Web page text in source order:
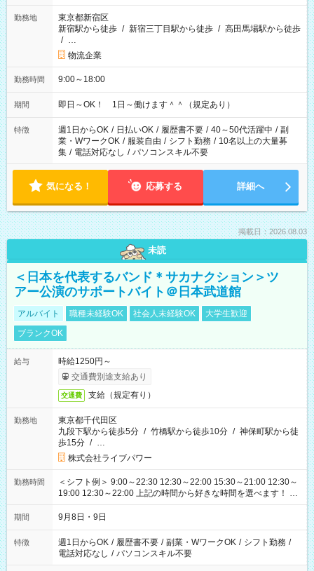
勤務地
東京都新宿区
新宿駅から徒歩 / 新宿三丁目駅から徒歩 / 高田馬場駅から徒歩
/ …
物流企業
勤務時間 9:00～18:00
期間 即日～OK！ 1日～働けます＾＾（規定あり）
特徴 週1日からOK / 日払いOK / 履歴書不要 / 40～50代活躍中 / 副
業・WワークOK / 服装自由 / シフト勤務 / 10名以上の大量募
集 / 電話対応なし / パソコンスキル不要
気になる！ 応募する 詳細へ
掲載日：2026.08.03
未読
＜日本を代表するバンド＊サカナクション＞ツ
アー公演のサポートバイト＠日本武道館
アルバイト 職種未経験OK 社会人未経験OK
大学生歓迎
ブランクOK
給与
時給1250円～
交通費別途支給あり
交通費 支給（規定有り）
勤務地
東京都千代田区
九段下駅から徒歩5分 / 竹橋駅から徒歩10分 / 神保町駅から徒
歩15分 / …
株式会社ライブパワー
勤務時間
＜シフト例＞ 9:00～22:30 12:30～22:00 15:30～21:00 12:30～
19:00 12:30～22:00 上記の時間から好きな時間を選べます！ ※
時間は変更となる可能性があります
期間 9月8日・9日
特徴 週1日からOK / 履歴書不要 / 副業・WワークOK / シフト勤務 /
電話対応なし / パソコンスキル不要